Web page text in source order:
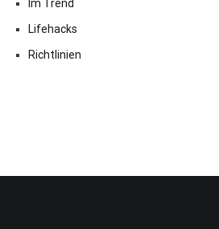
Im Trend
Lifehacks
Richtlinien